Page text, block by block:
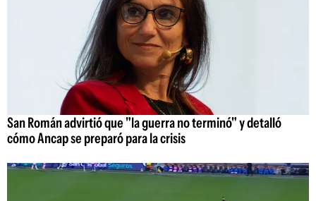
San Román advirtió que "la guerra no terminó" y detalló
cómo Ancap se preparó para la crisis